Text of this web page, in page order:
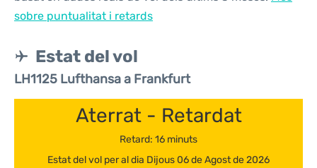
sobre puntualitat i retards
Estat del vol
LH1125 Lufthansa a Frankfurt
Aterrat - Retardat
Retard: 16 minuts
Estat del vol per al dia Dijous 06 de Agost de 2026